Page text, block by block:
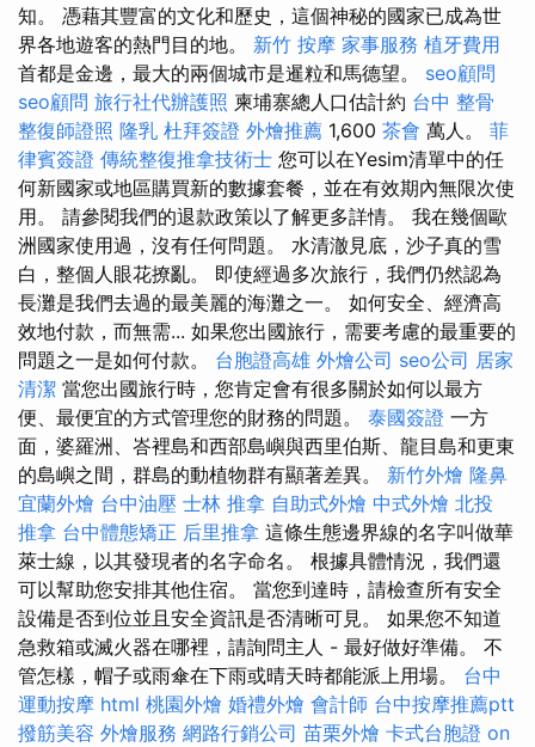
知。 憑藉其豐富的文化和歷史，這個神秘的國家已成為世
界各地遊客的熱門目的地。 新竹 按摩 家事服務 植牙費用
首都是金邊，最大的兩個城市是暹粒和馬德望。 seo顧問
seo顧問 旅行社代辦護照 柬埔寨總人口估計約 台中 整骨
整復師證照 隆乳 杜拜簽證 外燴推薦 1,600 茶會 萬人。 菲
律賓簽證 傳統整復推拿技術士 您可以在Yesim清單中的任
何新國家或地區購買新的數據套餐，並在有效期內無限次使
用。 請參閱我們的退款政策以了解更多詳情。 我在幾個歐
洲國家使用過，沒有任何問題。 水清澈見底，沙子真的雪
白，整個人眼花撩亂。 即使經過多次旅行，我們仍然認為
長灘是我們去過的最美麗的海灘之一。 如何安全、經濟高
效地付款，而無需... 如果您出國旅行，需要考慮的最重要的
問題之一是如何付款。 台胞證高雄 外燴公司 seo公司 居家
清潔 當您出國旅行時，您肯定會有很多關於如何以最方
便、最便宜的方式管理您的財務的問題。 泰國簽證 一方
面，婆羅洲、峇裡島和西部島嶼與西里伯斯、龍目島和更東
的島嶼之間，群島的動植物群有顯著差異。 新竹外燴 隆鼻
宜蘭外燴 台中油壓 士林 推拿 自助式外燴 中式外燴 北投
推拿 台中體態矯正 后里推拿 這條生態邊界線的名字叫做華
萊士線，以其發現者的名字命名。 根據具體情況，我們還
可以幫助您安排其他住宿。 當您到達時，請檢查所有安全
設備是否到位並且安全資訊是否清晰可見。 如果您不知道
急救箱或滅火器在哪裡，請詢問主人 - 最好做好準備。 不
管怎樣，帽子或雨傘在下雨或晴天時都能派上用場。 台中
運動按摩 html 桃園外燴 婚禮外燴 會計師 台中按摩推薦ptt
撥筋美容 外燴服務 網路行銷公司 苗栗外燴 卡式台胞證 on